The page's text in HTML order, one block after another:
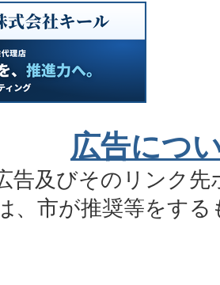
広告につ
告及びそのリンク先
、市が推奨等をす